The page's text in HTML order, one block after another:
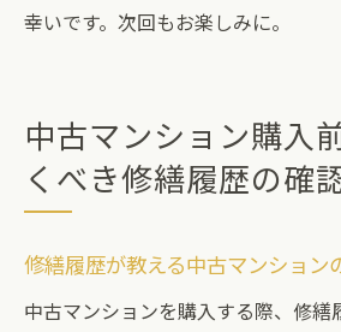
幸いです。次回もお楽しみに。
中古マンション購入
くべき修繕履歴の確
修繕履歴が教える中古マンション
中古マンションを購入する際、修繕